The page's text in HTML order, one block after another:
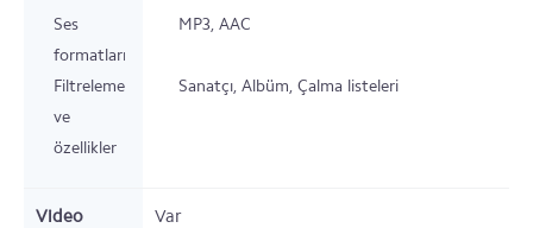
Ses
formatları
MP3, AAC
Filtreleme
ve
özellikler
Sanatçı, Albüm, Çalma listeleri
Video
Var